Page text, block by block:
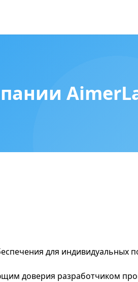
для индивидуальных
доверия разработчиком